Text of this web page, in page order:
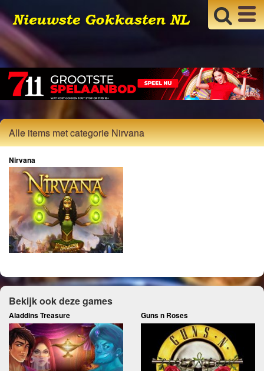
Alle items met categorie Nirvana
Nirvana
Bekijk ook deze games
Aladdins Treasure Guns n Roses